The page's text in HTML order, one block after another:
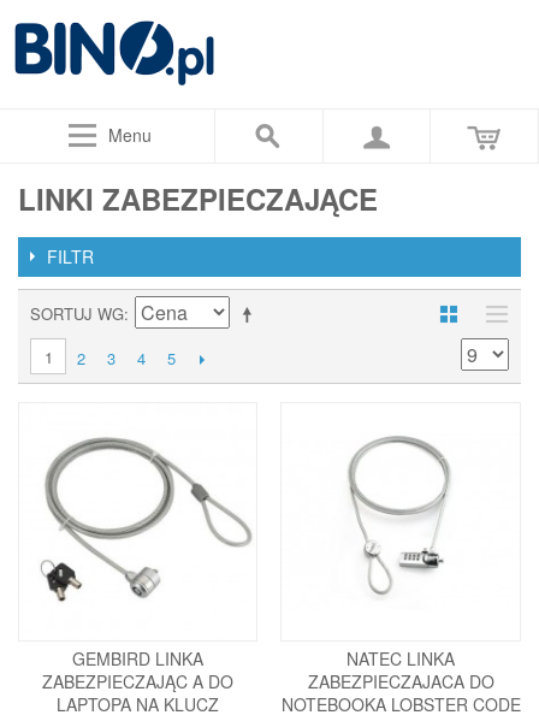
Menu
LINKI ZABEZPIECZAJĄCE
FILTR
SORTUJ WG
1
2 3 4 5
GEMBIRD LINKA
ZABEZPIECZAJĄC A DO
LAPTOPA NA KLUCZ
NATEC LINKA
ZABEZPIECZAJACA DO
NOTEBOOKA LOBSTER CODE